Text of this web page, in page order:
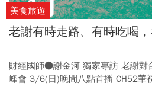
美食旅遊
老謝有時走路、有時吃喝
財經國師●謝金河 獨家專訪 老謝對
峰會 3/6(日)晚間八點首播 CH52華